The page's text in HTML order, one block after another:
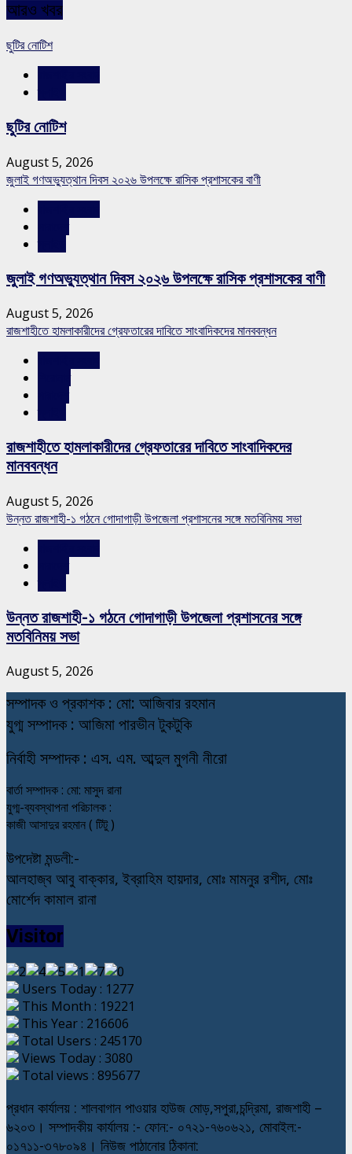
আরও খবর
ছুটির নোটিশ
ছুটির নোটিশ
August 5, 2026
জুলাই গণঅভ্যুত্থান দিবস ২০২৬ উপলক্ষে রাসিক প্রশাসকের বাণী
জুলাই গণঅভ্যুত্থান দিবস ২০২৬ উপলক্ষে রাসিক প্রশাসকের বাণী
August 5, 2026
রাজশাহীতে হামলাকারীদের গ্রেফতারের দাবিতে সাংবাদিকদের মানববন্ধন
রাজশাহীতে হামলাকারীদের গ্রেফতারের দাবিতে সাংবাদিকদের
মানববন্ধন
August 5, 2026
উন্নত রাজশাহী-১ গঠনে গোদাগাড়ী উপজেলা প্রশাসনের সঙ্গে মতবিনিময় সভা
উন্নত রাজশাহী-১ গঠনে গোদাগাড়ী উপজেলা প্রশাসনের সঙ্গে
মতবিনিময় সভা
August 5, 2026
সম্পাদক ও প্রকাশক : মো: আজিবার রহমান
যুগ্ম সম্পাদক : আজিমা পারভীন টুকটুকি
নির্বাহী সম্পাদক : এস. এম. আব্দুল মুগনী নীরো
বার্তা সম্পাদক : মো: মাসুদ রানা
যুগ্ম-ব্যবস্থাপনা পরিচালক :
কাজী আসাদুর রহমান ( টিটু )
উপদেষ্টা মন্ডলী:-
আলহাজ্ব আবু বাক্কার, ইব্রাহিম হায়দার, মোঃ মামনুর রশীদ, মোঃ
মোর্শেদ কামাল রানা
Visitor
Users Today : 1277
This Month : 19221
This Year : 216606
Total Users : 245170
Views Today : 3080
Total views : 895677
প্রধান কার্যালয় : শালবাগান পাওয়ার হাউজ মোড়,সপুরা,চন্দ্রিমা, রাজশাহী –
৬২০৩। সম্পাদকীয় কার্যালয় :- ফোন:- ০৭২১-৭৬০৬২১, মোবাইল:-
০১৭১১-৩৭৮০৯৪। নিউজ পাঠানোর ঠিকানা: